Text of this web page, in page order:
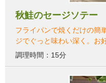
秋鮭のセージソテー
フライパンで焼くだけの簡
ジでぐっと味わい深く。お
調理時間：15分